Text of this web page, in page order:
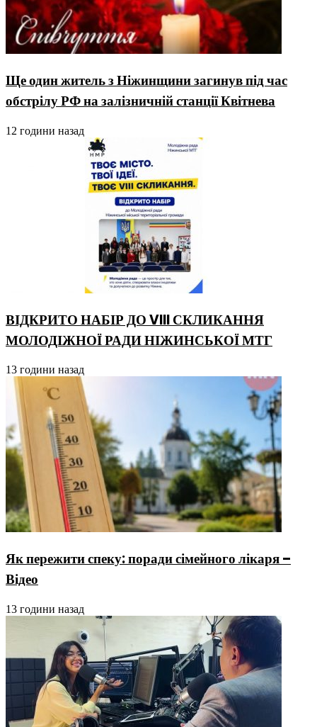
Ще один житель з Ніжинщини загинув під час
обстрілу РФ на залізничній станції Квітнева
12 години назад
ВІДКРИТО НАБІР ДО VIII СКЛИКАННЯ
МОЛОДІЖНОЇ РАДИ НІЖИНСЬКОЇ МТГ
13 години назад
Як пережити спеку: поради сімейного лікаря –
Відео
13 години назад